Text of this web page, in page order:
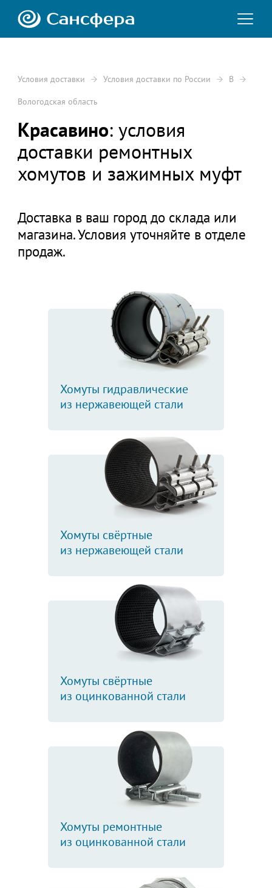
Условия доставки Условия доставки по России В
Вологодская область
Красавино: условия
доставки ремонтных
хомутов и зажимных муфт
Доставка в ваш город до склада или
магазина. Условия уточняйте в отделе
продаж.
Хомуты гидравлические
из нержавеющей стали
Хомуты свёртные
из нержавеющей стали
Хомуты свёртные
из оцинкованной стали
Хомуты ремонтные
из оцинкованной стали